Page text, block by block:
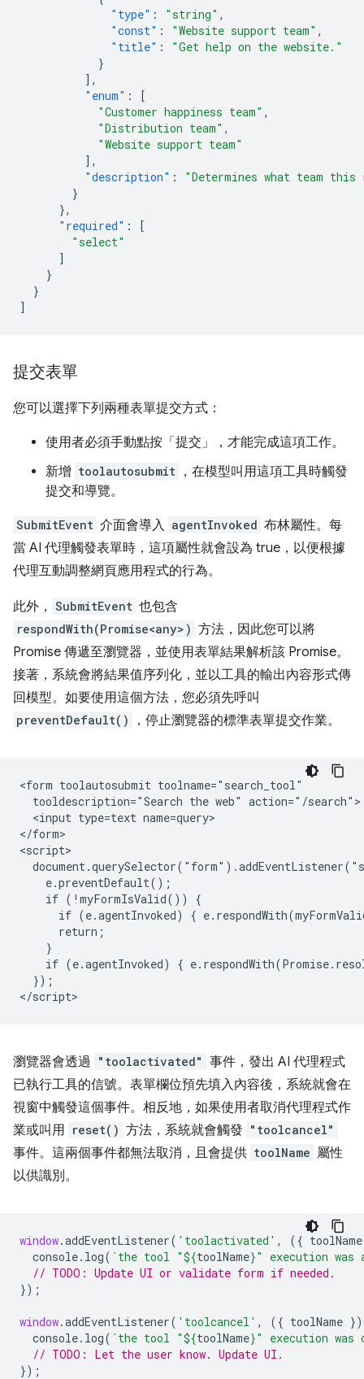
"type" : "string" ,
"const" : "Website support team" ,
"title" :
"Get help on the website."
}
],
"enum" :
[
"Customer happiness team" ,
"Distribution team" ,
"Website support team"
],
"description" :
"Determines what team
}
},
"required" :
[
"select"
]
}
}
]
提交表單
您可以選擇下列兩種表單提交方式：
使用者必須手動點按「提交」
，才能完成這項工作。
新增 toolautosubmit ，在模型叫用這項工具時觸發
提交和導覽。
SubmitEvent 介面會導入 agentInvoked 布林屬性。每
當 AI 代理觸發表單時，這項屬性就會設為 true，以便根據
代理互動調整網頁應用程式的行為。
此外， SubmitEvent 也包含
respondWith(Promise<any>) 方法，因此您可以將
Promise 傳遞至瀏覽器，並使用表單結果解析該 Promise。
接著，系統會將結果值序列化，並以工具的輸出內容形式傳
回模型。如要使用這個方法，您必須先呼叫
preventDefault() ，停止瀏覽器的標準表單提交作業。
<form toolautosubmit toolname="search_tool"
  tooldescription="Search the web" action="/search">
  <input type=text name=query>
</form>
<script>
    e.preventDefault();
    if (!myFormIsValid()) {
if (e.agentInvoked) {
      return;
    }
if (e.agentInvoked) {
  });
瀏覽器會透過 "toolactivated" 事件，發出 AI 代理程式
已執行工具的信號。表單欄位預先填入內容後，系統就會在
視窗中觸發這個事件。相反地，如果使用者取消代理程式作
業或叫用 reset() 方法，系統就會觸發 "toolcancel"
事件。這兩個事件都無法取消，且會提供 toolName 屬性
以供識別。
window.addEventListener( 'toolactivated' , ({ toolName
console. log( `the tool "${toolName}" execution
// TODO: Update UI or validate form if needed.
});
window.addEventListener( 'toolcancel' , ({ toolName })
console. log( `the tool "${toolName}" execution was
// TODO: Let the user know. Update UI.
});